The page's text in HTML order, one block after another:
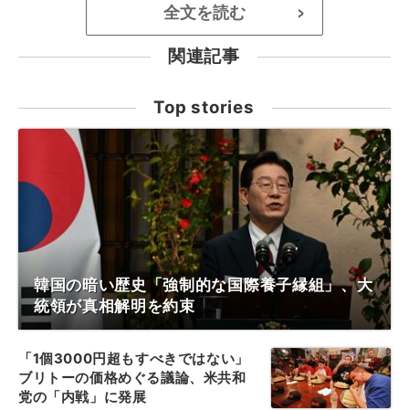
全文を読む >
関連記事
Top stories
韓国の暗い歴史「強制的な国際養子縁組」、大
統領が真相解明を約束
「1個3000円超もすべきではない」
ブリトーの価格めぐる議論、米共和
党の「内戦」に発展